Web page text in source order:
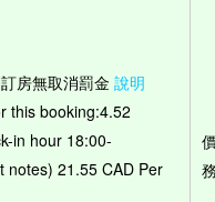
房無取消罰金 說明
this booking:4.52
in hour 18:00-
notes) 21.55 CAD Per